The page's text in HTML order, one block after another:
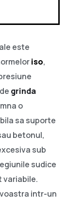
este
iso,
grinda
o
sa suporte
betonul,
sub
sudice
variabile.
intr-un